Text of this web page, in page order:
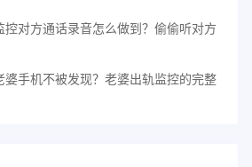
控对方通话录音怎么做到？偷偷听对方
婆手机不被发现？老婆出轨监控的完整